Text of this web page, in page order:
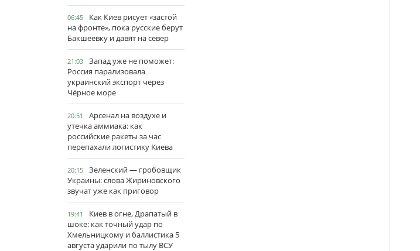
06:45
Как Киев рисует «застой
на фронте», пока русские берут
Бакшеевку и давят на север
21:03
Запад уже не поможет:
Россия парализовала
украинский экспорт через
Чёрное море
20:51
Арсенал на воздухе и
утечка аммиака: как
российские ракеты за час
перепахали логистику Киева
20:15
Зеленский — гробовщик
Украины: слова Жириновского
звучат уже как приговор
19:41
Киев в огне, Драпатый в
шоке: как точный удар по
Хмельницкому и баллистика 5
августа ударили по тылу ВСУ